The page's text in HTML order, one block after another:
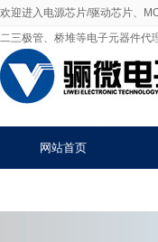
欢迎进入电源芯片/驱动芯片
二三极管、桥堆等电子元器
网站首页